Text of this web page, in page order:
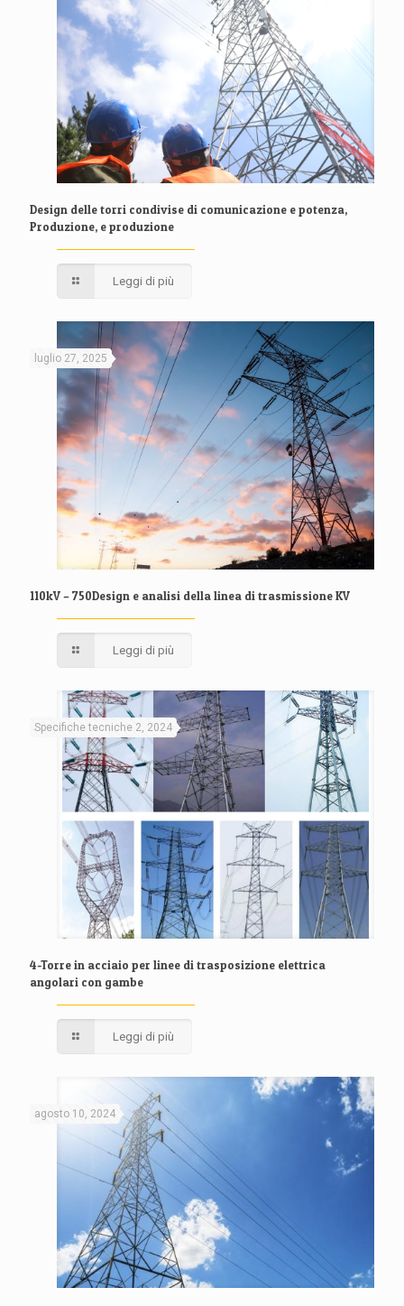
Design delle torri condivise di comunicazione e potenza,
Produzione, e produzione
Leggi di più
luglio 27, 2025
110kV – 750Design e analisi della linea di trasmissione KV
Leggi di più
Specifiche tecniche 2, 2024
4-Torre in acciaio per linee di trasposizione elettrica
angolari con gambe
Leggi di più
agosto 10, 2024